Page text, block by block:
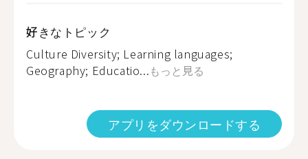
好きなトピック
Culture Diversity; Learning languages;
Geography; Educatio...もっと見る
アプリをダウンロードする